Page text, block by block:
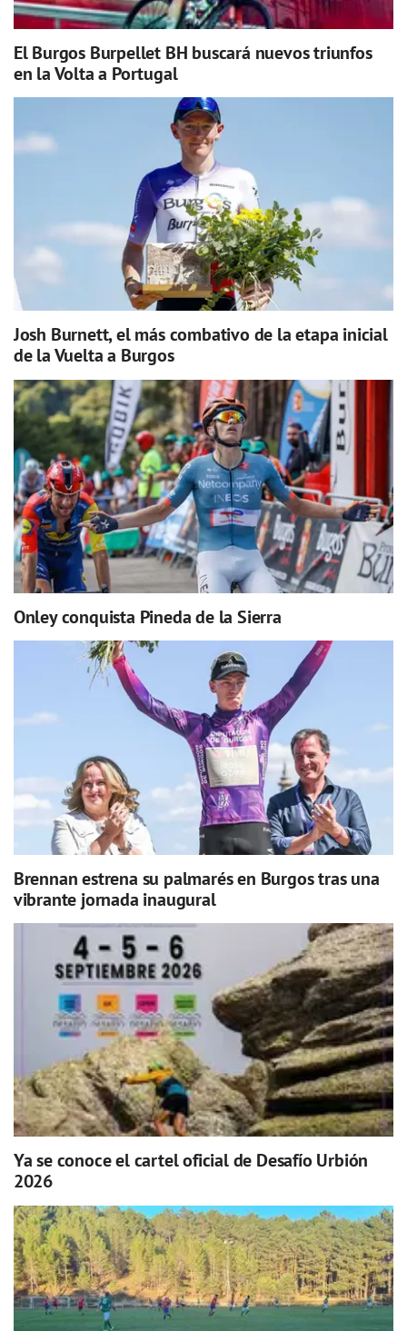
El Burgos Burpellet BH buscará nuevos triunfos
en la Volta a Portugal
Josh Burnett, el más combativo de la etapa inicial
de la Vuelta a Burgos
Onley conquista Pineda de la Sierra
Brennan estrena su palmarés en Burgos tras una
vibrante jornada inaugural
Ya se conoce el cartel oficial de Desafío Urbión
2026